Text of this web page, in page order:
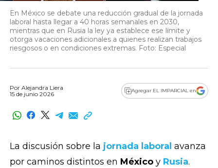
En México se debate una reducción gradual de la jornada
laboral hasta llegar a 40 horas semanales en 2030,
mientras que en Rusia la ley ya establece ese límite y
otorga vacaciones adicionales a quienes realizan trabajos
riesgosos o en condiciones extremas. Foto: Especial
Por Alejandra Liera
15 de junio 2026
Agregar EL IMPARCIAL en
La discusión sobre la jornada laboral avanza
por caminos distintos en México y Rusia.